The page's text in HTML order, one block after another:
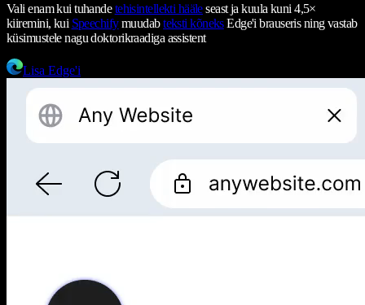
Vali enam kui tuhandetehisintellekti hääleseast ja kuula kuni 4,5×
kiiremini, kui Speechifymuudabteksti kõneksEdge'i brauseris ning vastab
küsimustele nagu doktorikraadiga assistent
Lisa Edge'i